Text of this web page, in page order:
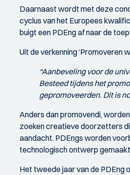
Daarnaast wordt met deze
cyclus van het Europees
buigt een PDEng af naar de
Uit de verkenning ‘Promoveren
“Aanbeveling voor de
Besteed tijdens het
gepromoveerden. Dit is
Anders dan promovendi,
zoeken creatieve doorzetters
aandacht. PDEngs worden
technologisch ontwerp
Het tweede jaar van de PDEng